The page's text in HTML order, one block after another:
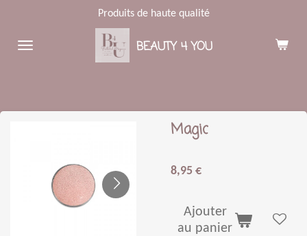
contenu
BEAUTY 4 YOU
Produits de haute qualité
Magic
8,95 €
Ajouter
au panier